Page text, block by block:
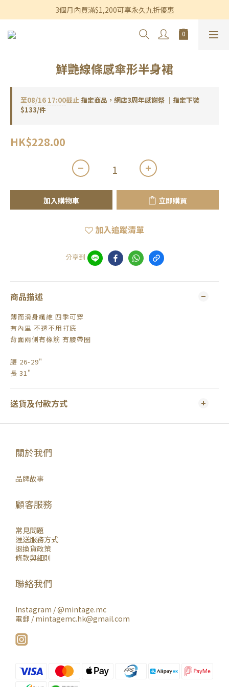
香港及澳門訂單滿$600即享免運費優惠
3個月內買滿$1,200可享永久九折優惠
香港及澳門訂單滿$600即享免運費優惠
鮮艷線條感傘形半身裙
至08/16 17:00截止指定商品，網店3周年感謝祭 ｜指定下裝
$133/件
HK$228.00
加入購物車 立即購買
加入追蹤清單
分享到
商品描述
薄而滑身纖維 四季可穿
有內里 不透不用打底
背面兩側有橡筋 有腰帶圈
腰 26-29"
長 31"
送貨及付款方式
關於我們
品牌故事
顧客服務
常見問題
運送服務方式
退換貨政策
條款與細則
聯絡我們
Instagram /@mintage.mc
電郵 / mintagemc.hk@gmail.com